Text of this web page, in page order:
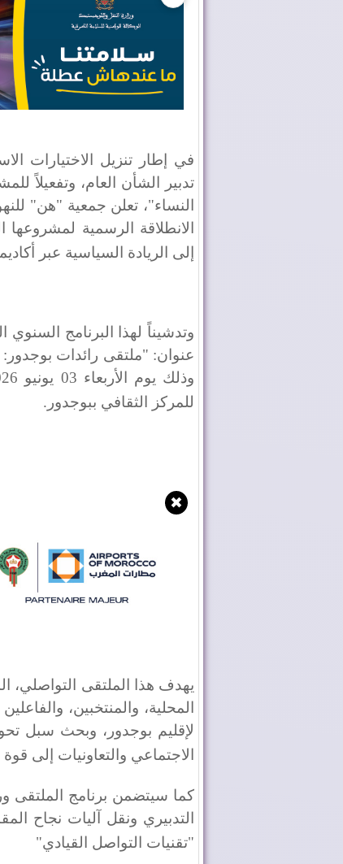
​في إطار تنزيل الاختيارات
تدبير الشأن العام، وتفعيلاً
النساء"، تعلن جمعية "هن"
الانطلاقة الرسمية
إلى الريادة السياسية عبر
​وتدشيناً لهذا البرنامج
عنوان: "ملتقى رائدات بوجدور:
للمركز الثقافي ببوجدور .
✖
​يهدف هذا الملتقى
المحلية، والمنتخبين،
لإقليم بوجدور، وبحث سبل
الاجتماعي والتعاونيات إلى
​كما سيتضمن برنامج الملتقى
التدبيري ونقل آليات نجاح
"تقنيات التواصل القيادي"